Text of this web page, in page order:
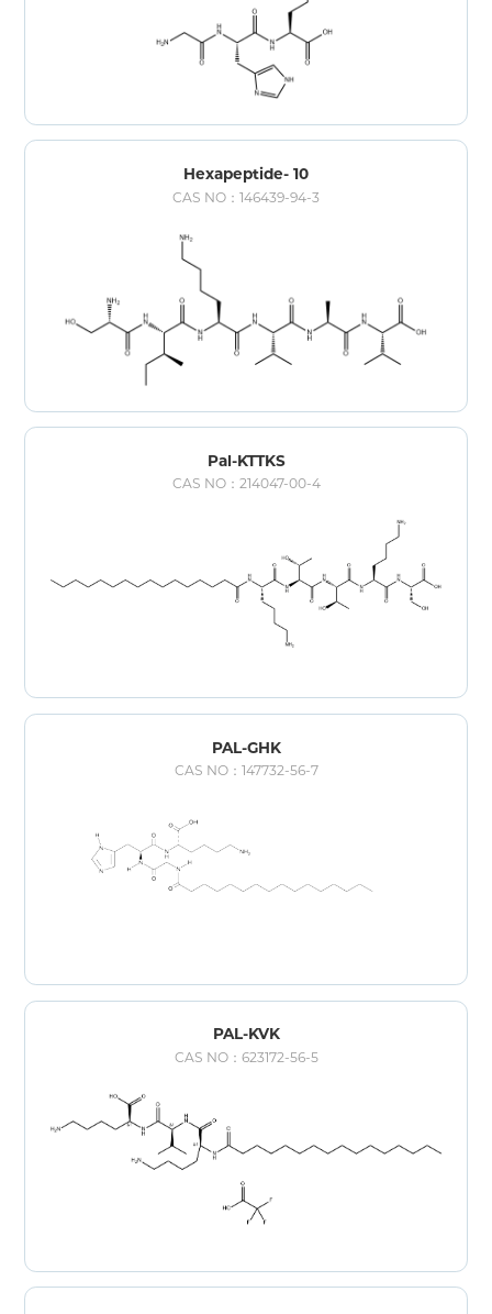
Hexapeptide- 10
CAS NO：146439-94-3
Pal-KTTKS
CAS NO：214047-00-4
PAL-GHK
CAS NO：147732-56-7
PAL-KVK
CAS NO：623172-56-5